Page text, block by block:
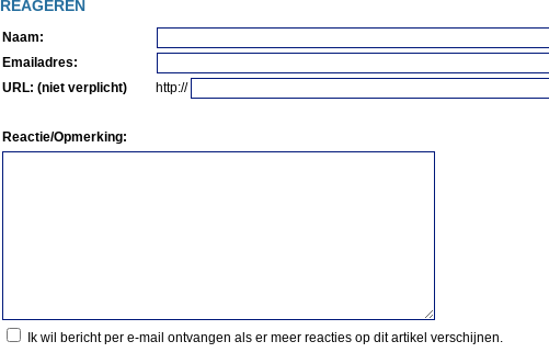
REAGEREN
Naam:
Emailadres:
URL: (niet verplicht)
http://
Reactie/Opmerking:
Ik wil bericht per e-mail ontvangen als er meer reacties op dit artikel verschijnen.